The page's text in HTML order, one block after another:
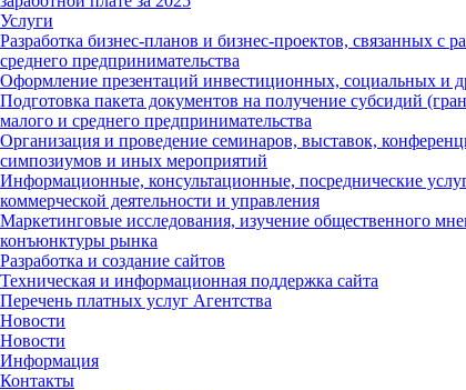
Услуги
Разработка бизнес-планов и бизнес-проектов, связанных с
среднего предпринимательства
Оформление презентаций инвестиционных, социальных и
Подготовка пакета документов на получение субсидий
малого и среднего предпринимательства
Организация и проведение семинаров, выставок,
симпозиумов и иных мероприятий
Информационные, консультационные, посреднические
коммерческой деятельности и управления
Маркетинговые исследования, изучение общественного
конъюнктуры рынка
Разработка и создание сайтов
Техническая и информационная поддержка сайта
Перечень платных услуг Агентства
Новости
Новости
Информация
Контакты